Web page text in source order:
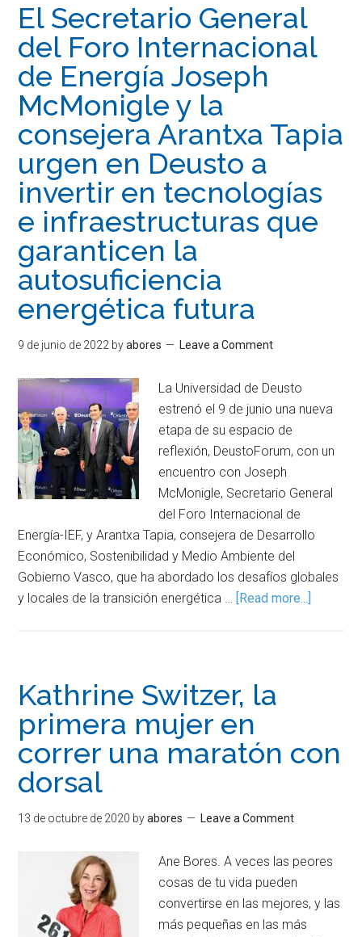
El Secretario General
del Foro Internacional
de Energía Joseph
McMonigle y la
consejera Arantxa Tapia
urgen en Deusto a
invertir en tecnologías
e infraestructuras que
garanticen la
autosuficiencia
energética futura
9 de junio de 2022 byabores Leave a Comment
La Universidad de Deusto
estrenó el 9 de junio una nueva
etapa de su espacio de
reflexión, DeustoForum, con un
encuentro con Joseph
McMonigle, Secretario General
del Foro Internacional de
Energía-IEF, y Arantxa Tapia, consejera de Desarrollo
Económico, Sostenibilidad y Medio Ambiente del
Gobierno Vasco, que ha abordado los desafíos globales
y locales de la transición energética …
[Read more...]
Kathrine Switzer, la
primera mujer en
correr una maratón con
dorsal
13 de octubre de 2020 byabores Leave a Comment
Ane Bores. A veces las peores
cosas de tu vida pueden
convertirse en las mejores, y las
más pequeñas en las más